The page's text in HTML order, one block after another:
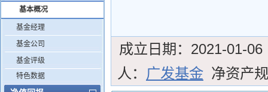
基本概况
基金经理
基金公司
基金评级
特色数据
成立日期： 2021-01-06
人： 广发基金 净资产